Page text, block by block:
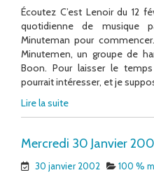
Écoutez C’est Lenoir du 12
quotidienne de musique
Minuteman pour
Minutemen, un groupe de
Boon. Pour laisser le
pourrait intéresser, et je
Lire la suite
Mercredi 30 Janvier
30 janvier 2002 100 %